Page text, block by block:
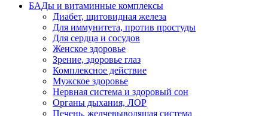
БАДы и витаминные комплексы
Диабет, щитовидная железа
Для иммунитета, против простуды
Для сердца и сосудов
Женское здоровье
Зрение, здоровье глаз
Комплексное действие
Мужское здоровье
Нервная система и здоровый сон
Органы дыхания, ЛОР
Печень, желчевыводящая система